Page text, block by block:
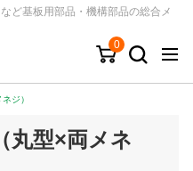
ど基板用部品・機構部品の総合メ
0
ジ）
丸型×両メネ